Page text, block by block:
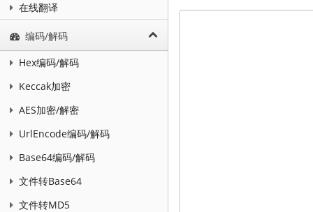
在线翻译
编码/解码
Hex编码/解码
Keccak加密
AES加密/解密
UrlEncode编码/解码
Base64编码/解码
文件转Base64
文件转MD5